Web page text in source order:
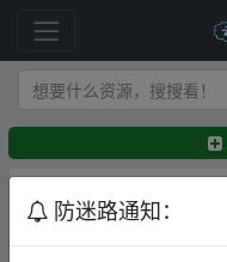
最新 精华
防迷路通知：